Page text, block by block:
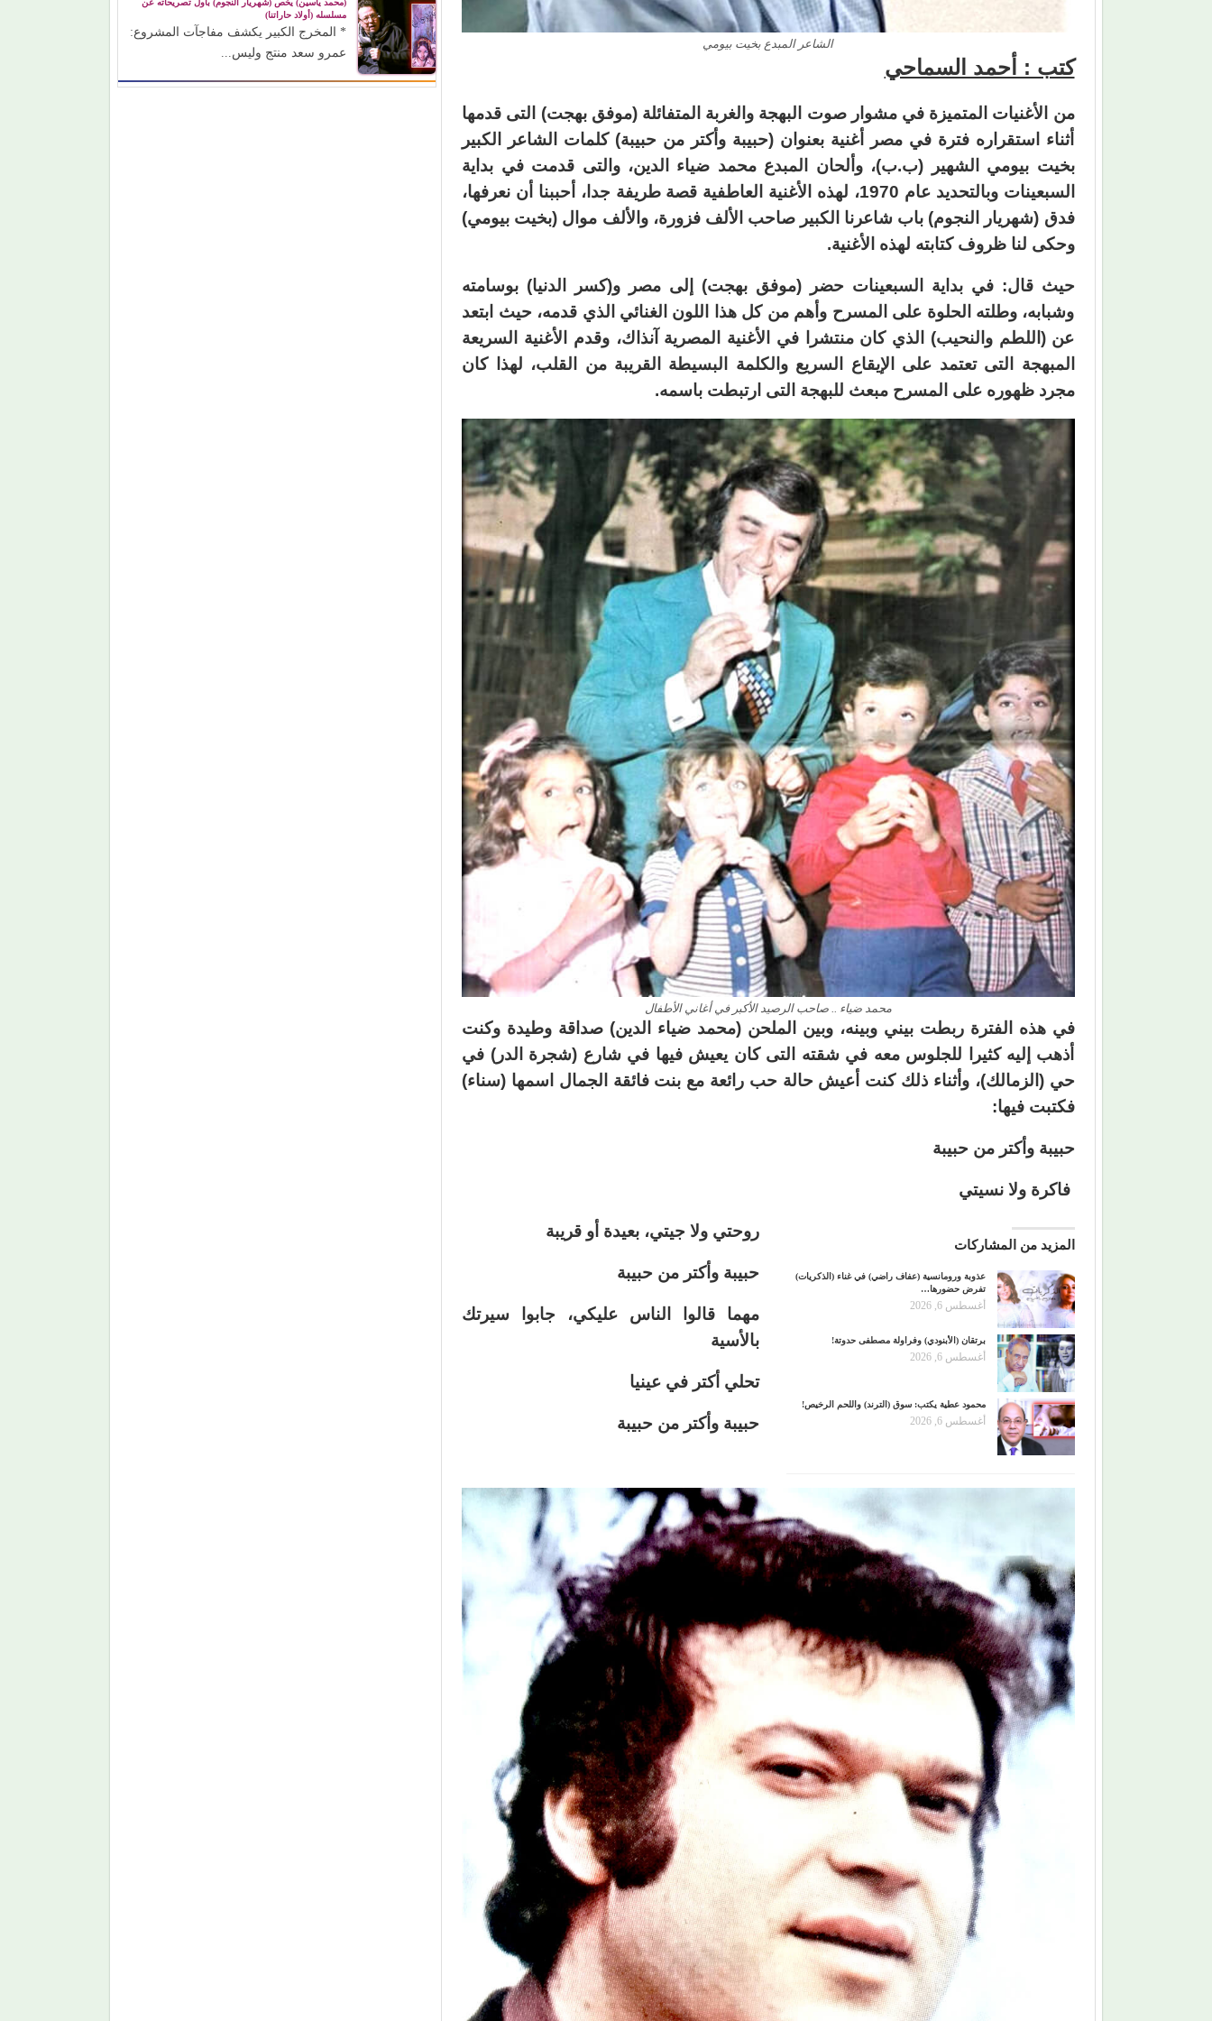
الشاعر المبدع بخيت بيومي
كتب : أحمد السماحي
من الأغنيات المتميزة في مشوار صوت البهجة والغربة المتفائلة (موفق بهجت) التى قدمها
أثناء استقراره فترة في مصر أغنية بعنوان (حبيبة وأكتر من حبيبة) كلمات الشاعر الكبير
بخيت بيومي الشهير (ب.ب)، وألحان المبدع محمد ضياء الدين، والتى قدمت في بداية
السبعينات وبالتحديد عام 1970، لهذه الأغنية العاطفية قصة طريفة جدا، أحببنا أن نعرفها،
فدق (شهريار النجوم) باب شاعرنا الكبير صاحب الألف فزورة، والألف موال (بخيت بيومي)
وحكى لنا ظروف كتابته لهذه الأغنية.
حيث قال: في بداية السبعينات حضر (موفق بهجت) إلى مصر و(كسر الدنيا) بوسامته
وشبابه، وطلته الحلوة على المسرح وأهم من كل هذا اللون الغنائي الذي قدمه، حيث ابتعد
عن (اللطم والنحيب) الذي كان منتشرا في الأغنية المصرية آنذاك، وقدم الأغنية السريعة
المبهجة التى تعتمد على الإيقاع السريع والكلمة البسيطة القريبة من القلب، لهذا كان
مجرد ظهوره على المسرح مبعث للبهجة التى ارتبطت باسمه.
محمد ضياء .. صاحب الرصيد الأكبر في أغاني الأطفال
في هذه الفترة ربطت بيني وبينه، وبين الملحن (محمد ضياء الدين) صداقة وطيدة وكنت
أذهب إليه كثيرا للجلوس معه في شقته التى كان يعيش فيها في شارع (شجرة الدر) في
حي (الزمالك)، وأثناء ذلك كنت أعيش حالة حب رائعة مع بنت فائقة الجمال اسمها (سناء)
فكتبت فيها:
حبيبة وأكتر من حبيبة
فاكرة ولا نسيتي
المزيد من المشاركات
عذوبة ورومانسية (عفاف راضي) في غناء (الذكريات)
تفرض حضورها…
أغسطس 6, 2026
برتقان (الأبنودي) وفراولة مصطفى حدوتة!
أغسطس 6, 2026
محمود عطية يكتب: سوق (الترند) واللحم الرخيص!
أغسطس 6, 2026
روحتي ولا جيتي، بعيدة أو قريبة
حبيبة وأكتر من حبيبة
مهما قالوا الناس عليكي، جابوا سيرتك
بالأسية
تحلي أكتر في عينيا
حبيبة وأكتر من حبيبة
(محمد ياسين) يخص (شهريار النجوم) بأول تصريحاته عن
مسلسله (أولاد حاراتنا)
* المخرج الكبير يكشف مفاجآت المشروع:
عمرو سعد منتج وليس...